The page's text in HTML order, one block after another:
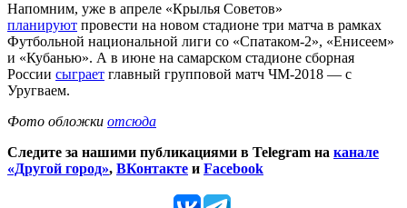
Напомним, уже в апреле «Крылья Советов»
планируют провести на новом стадионе три матча в рамках
Футбольной национальной лиги со «Спатаком-2», «Енисеем»
и «Кубанью». А в июне на самарском стадионе сборная
России сыграет главный групповой матч ЧМ-2018 — с
Уругваем.
Фото обложки отсюда
Следите за нашими публикациями в Telegram на канале
«Другой город», ВКонтакте и Facebook